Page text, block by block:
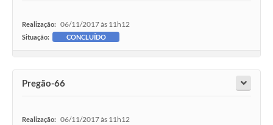
Realização: 06/11/2017 às 11h12
Situação: CONCLUÍDO
Pregão-66
Realização: 06/11/2017 às 11h12